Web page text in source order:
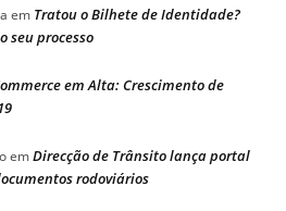
em Tratou o Bilhete de Identidade?
seu processo
em Alta: Crescimento de
emDirecção de Trânsito lança portal
rodoviários